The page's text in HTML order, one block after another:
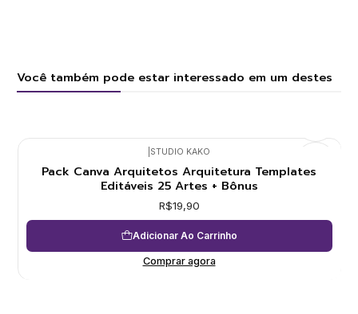
Você também pode estar interessado em um destes
STUDIO KAKO
Pack Canva Arquitetos Arquitetura Templates
Editáveis 25 Artes + Bônus
R$19,90
Adicionar Ao Carrinho
Comprar agora